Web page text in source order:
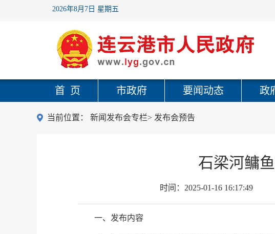
2026年8月7日 星期五
首 页 市政府 要闻动态 政
当前位置： 新闻发布会专栏> 发布会预告
石梁河鳙
时间： 2025-01-16 16:17:49
一、发布内容